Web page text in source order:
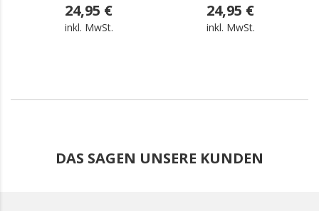
24,95 €
inkl. MwSt.
24,95 €
inkl. MwSt.
DAS SAGEN UNSERE KUNDEN